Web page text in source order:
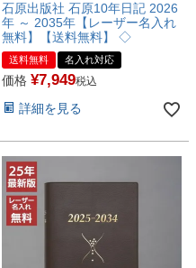
石原出版社 石原10年日記 2026
年 ～ 2035年【レーザー名入れ
無料】【送料無料】 ◇
送料無料 名入れ対応
価格 ¥7,949税込
詳細を見る